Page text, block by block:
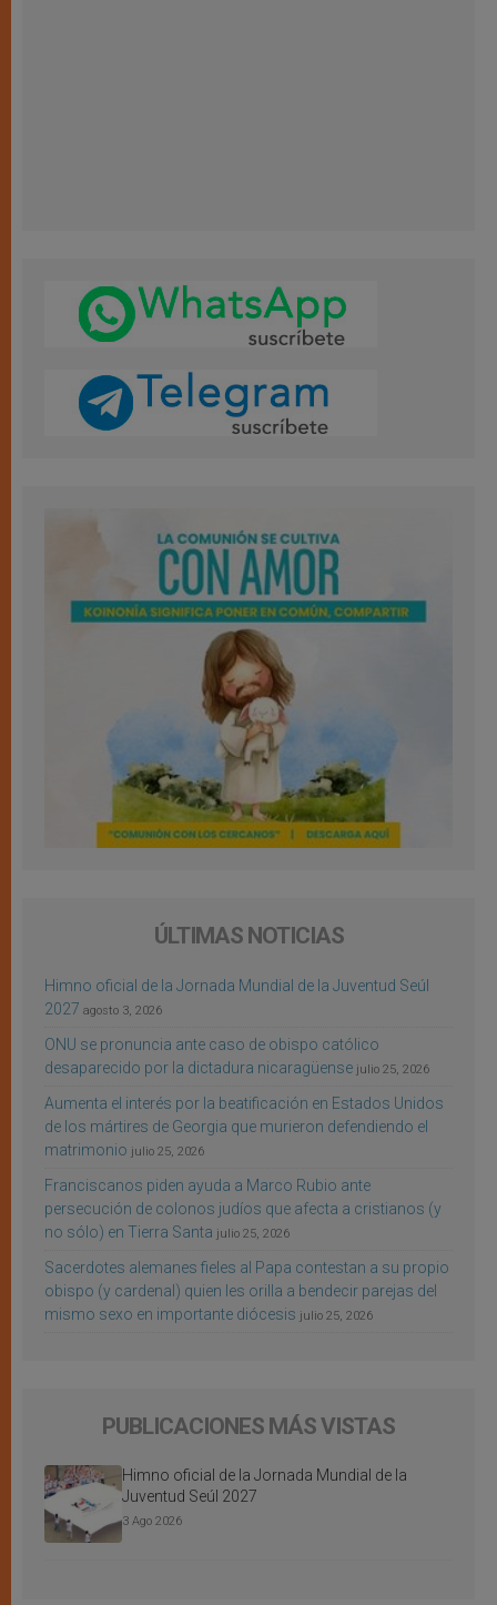
ÚLTIMAS NOTICIAS
Himno oficial de la Jornada Mundial de la Juventud Seúl
2027 agosto 3, 2026
ONU se pronuncia ante caso de obispo católico
desaparecido por la dictadura nicaragüense julio 25, 2026
Aumenta el interés por la beatificación en Estados Unidos
de los mártires de Georgia que murieron defendiendo el
matrimonio julio 25, 2026
Franciscanos piden ayuda a Marco Rubio ante
persecución de colonos judíos que afecta a cristianos (y
no sólo) en Tierra Santa julio 25, 2026
Sacerdotes alemanes fieles al Papa contestan a su propio
obispo (y cardenal) quien les orilla a bendecir parejas del
mismo sexo en importante diócesis julio 25, 2026
PUBLICACIONES MÁS VISTAS
Himno oficial de la Jornada Mundial de la
Juventud Seúl 2027
3 Ago 2026